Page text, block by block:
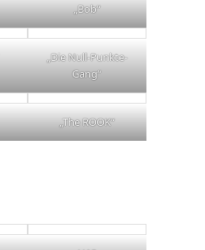
„Bob“
„Die Null-Punkte-
Gang“
„The ROOK“